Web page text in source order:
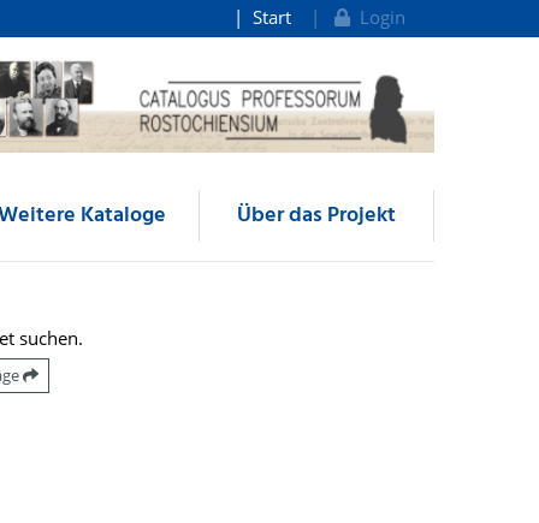
Start Login
Kataloge Über das Projekt
suchen.